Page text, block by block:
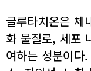
글루타치온은 체
화 물질로, 세포
여하는 성분이다